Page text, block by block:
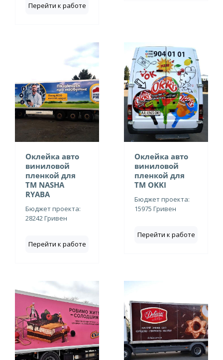
Перейти к работе
Оклейка авто
виниловой
пленкой для
ТМ NASHA
RYABA
Бюджет проекта:
28242 Гривен
Перейти к работе
Оклейка авто
виниловой
пленкой для
ТМ OKKI
Бюджет проекта:
15975 Гривен
Перейти к работе